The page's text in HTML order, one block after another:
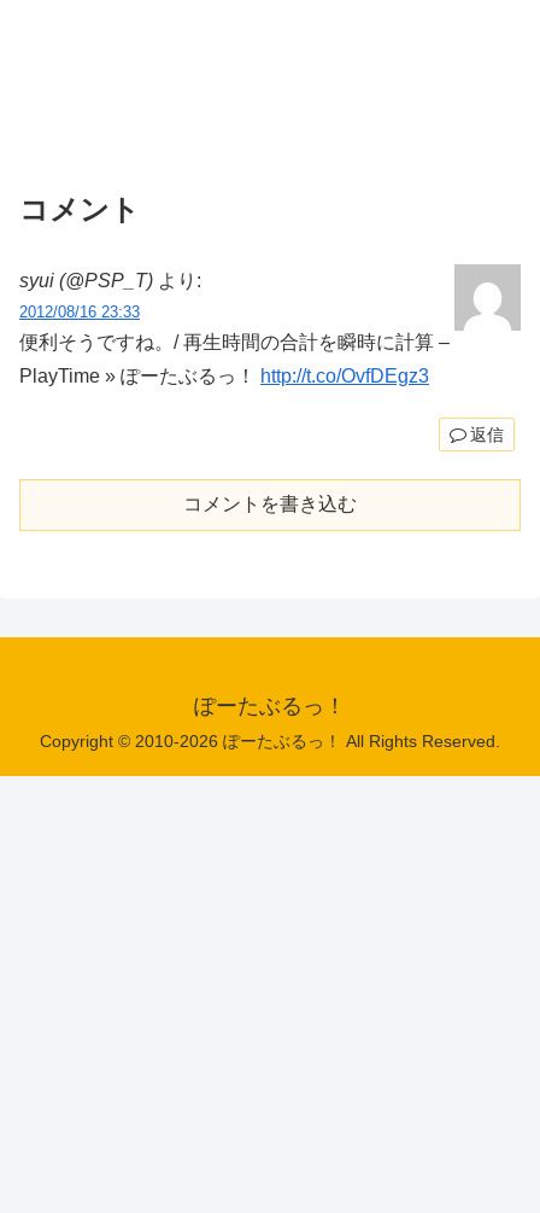
コメント
syui (@PSP_T) より:
2012/08/16 23:33
便利そうですね。/ 再生時間の合計を瞬時に計算 –
PlayTime » ぽーたぶるっ！
http://t.co/OvfDEgz3
返信
コメントを書き込む
ぽーたぶるっ！
Copyright © 2010-2026 ぽーたぶるっ！ All Rights Reserved.